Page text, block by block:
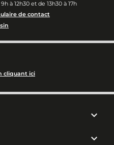
à 12h30 et de 13h30 à 17h
de contact
cliquant ici

